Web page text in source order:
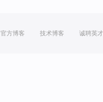
官方博客 技术博客 诚聘英才